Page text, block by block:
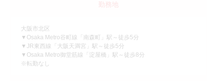
勤務地
大阪市北区
▼Osaka Metro谷町線「南森町」駅～徒歩5分
▼JR東西線「大阪天満宮」駅～徒歩5分
▼Osaka Metro御堂筋線「淀屋橋」駅～徒歩8分
※転勤なし